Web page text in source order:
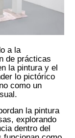
a la
de prácticas
la pintura y el
lo pictórico
como un
la pintura
explorando
dentro del